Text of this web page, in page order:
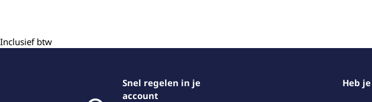
Inclusief btw
Snel regelen in je
account
Heb